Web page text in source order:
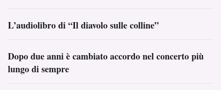
L’audiolibro di “Il diavolo sulle colline”
Dopo due anni è cambiato accordo nel concerto più
lungo di sempre